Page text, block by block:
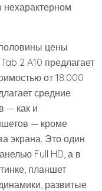
нехарактерном
цены
2 A10 предлагает
от 18.000
средние
— как и
— кроме
экрана. Это один
Full HD, а в
планшет
развитые